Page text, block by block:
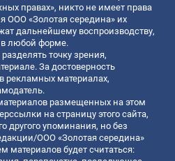
правах», никто не имеет права
ООО «Золотая середина» их
дальнейшему воспроизводству,
в любой форме.
точку зрения,
За достоверность
материалах,
размещенных на этом
на страницу этого сайта,
другого упоминания, но без
ООО «Золотая середина»
материалов будет считаться: